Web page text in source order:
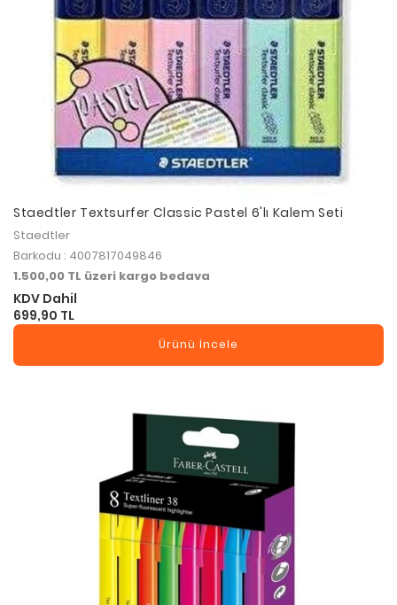
Staedtler Textsurfer Classic Pastel 6'lı Kalem Seti
Staedtler
Barkodu : 4007817049846
1.500,00 TL üzeri kargo bedava
KDV Dahil
699,90 TL
Ürünü İncele